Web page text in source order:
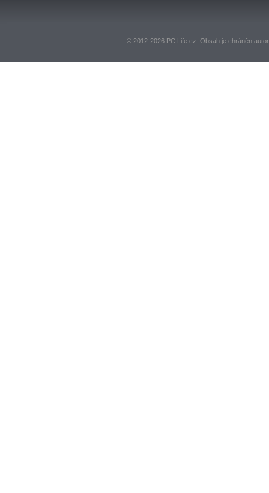
© 2012-2026 PC Life.cz. Obsah je chráněn